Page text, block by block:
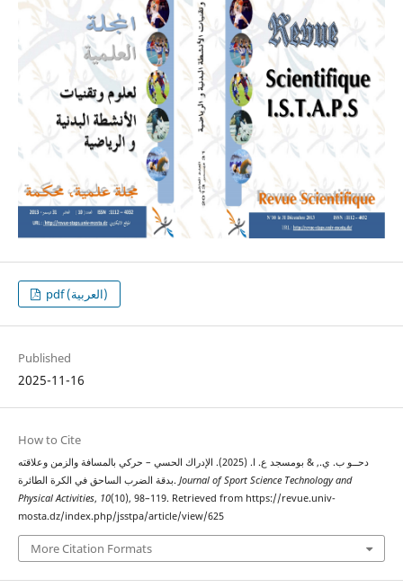
pdf (العربية)
Published
2025-11-16
How to Cite
دحــو ب. ي., & بومسجد ع. ا. (2025). الإدراك الحسي – حركي بالمسافة والزمن وعلاقته
بدقة الضرب الساحق في الكرة الطائرة. Journal of Sport Science Technology and
Physical Activities, 10(10), 98–119. Retrieved from https://revue.univ-
mosta.dz/index.php/jsstpa/article/view/625
More Citation Formats